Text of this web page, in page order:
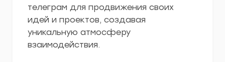
телеграм для продвижения своих
идей и проектов, создавая
уникальную атмосферу
взаимодействия.